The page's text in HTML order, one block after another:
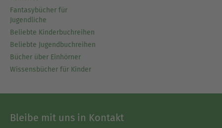
Fantasybücher für
Jugendliche
Beliebte Kinderbuchreihen
Beliebte Jugendbuchreihen
Bücher über Einhörner
Wissensbücher für Kinder
Bleibe mit uns in Kontakt